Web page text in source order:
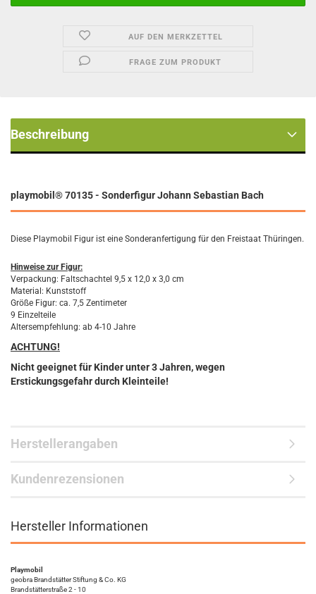
AUF DEN MERKZETTEL
FRAGE ZUM PRODUKT
Beschreibung
playmobil® 70135- Sonderfigur Johann Sebastian Bach
Diese Playmobil Figur ist eine Sonderanfertigung für den Freistaat Thüringen.
Hinweise zur Figur:
Verpackung: Faltschachtel 9,5 x 12,0 x 3,0 cm
Material: Kunststoff
Größe Figur: ca. 7,5 Zentimeter
9 Einzelteile
Altersempfehlung: ab 4-10 Jahre
ACHTUNG!
Nicht geeignet für Kinder unter 3 Jahren, wegen
Erstickungsgefahr durch Kleinteile!
Herstellerangaben
Kundenrezensionen
Hersteller Informationen
Playmobil
geobra Brandstätter Stiftung & Co. KG
Brandstätterstraße 2 - 10